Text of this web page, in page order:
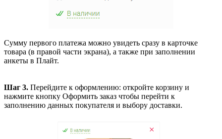
Сумму первого платежа можно увидеть сразу в карточке
товара (в правой части экрана), а также при заполнении
анкеты в Плайт.
Шаг 3. Перейдите к оформлению: откройте корзину и
нажмите кнопку Оформить заказ чтобы перейти к
заполнению данных покупателя и выбору доставки.